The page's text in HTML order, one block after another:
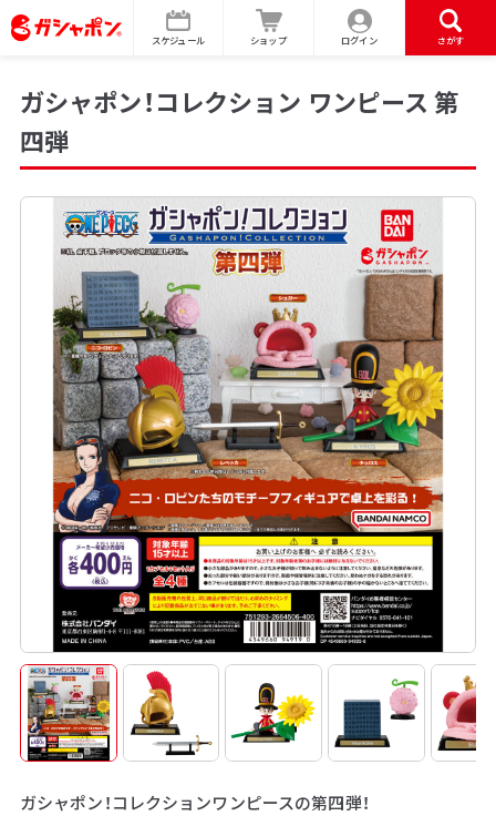
スケジュール ショップ ログイン さがす
ガシャポン！コレクション ワンピース 第
四弾
ガシャポン！コレクションワンピースの第四弾！